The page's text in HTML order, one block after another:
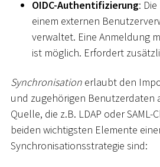
OIDC-Authentifizierung:
einem externen
verwaltet. Eine Anmeldung
ist möglich. Erfordert
Synchronisation erlaubt den
und zugehörigen Benutzerdaten
Quelle, die z.B. LDAP oder
beiden wichtigsten Elemente
Synchronisationsstrategie sind: